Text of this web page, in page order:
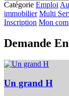
Catégorie Emploi
immobilier Multi
Inscription Mon
Demande
Un grand H